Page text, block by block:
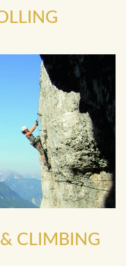
CLIMBING